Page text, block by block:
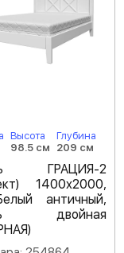
Высота
98.5 см
Глубина
209 см
ГРАЦИЯ-2
1400х2000,
античный,
двойная